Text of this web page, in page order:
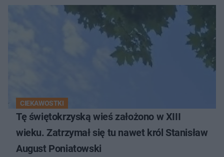
CIEKAWOSTKI
Tę świętokrzyską wieś założono w XIII
wieku. Zatrzymał się tu nawet król Stanisław
August Poniatowski